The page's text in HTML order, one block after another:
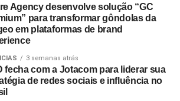
Agency desenvolve solução “GC
para transformar gôndolas da
em plataformas de brand
3 semanas atrás
fecha com a Jotacom para liderar sua
de redes sociais e influência no